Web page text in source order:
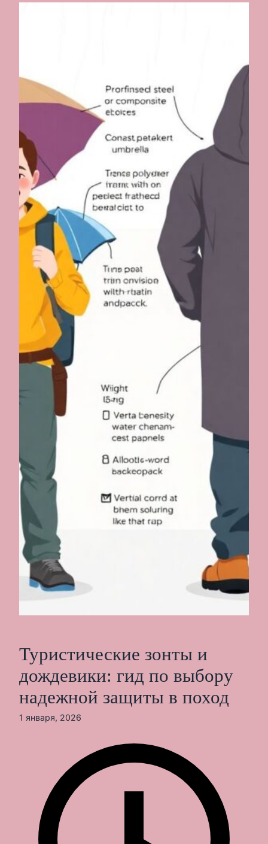
Туристические зонты и
дождевики: гид по выбору
надежной защиты в поход
1 января, 2026